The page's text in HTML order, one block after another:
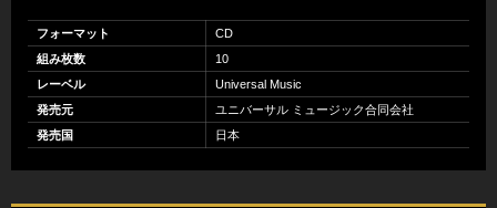
フォーマット
CD
組み枚数
10
レーベル
Universal Music
発売元
ユニバーサル ミュージック合同会社
発売国
日本